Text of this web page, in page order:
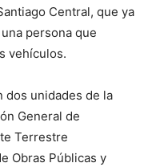
Central, que ya
persona que
vehículos.
dos unidades de la
General de
Terrestre
Obras Públicas y